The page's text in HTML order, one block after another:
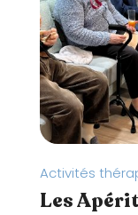
Activités
Les